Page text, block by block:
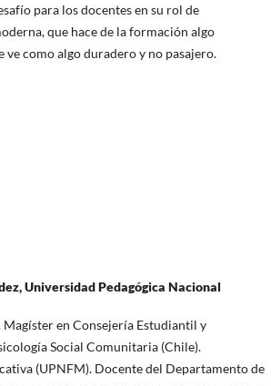
para los docentes en su rol de
que hace de la formación algo
como algo duradero y no pasajero.
Universidad Pedagógica Nacional
en Consejería Estudiantil y
Social Comunitaria (Chile).
(UPNFM). Docente del Departamento de